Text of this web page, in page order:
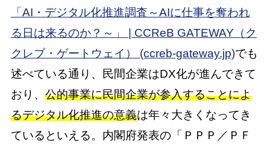
「AI・デジタル化推進調査～AIに仕事を奪われ
る日は来るのか？～」 | CCReB GATEWAY（ク
クレブ・ゲートウェイ） (ccreb-gateway.jp)でも
述べている通り、民間企業はDX化が進んできて
おり、 公的事業に民間企業が参入することによ
るデジタル化推進の意義は年々大きくなってき
ているといえる。内閣府発表の「ＰＰＰ／ＰＦ